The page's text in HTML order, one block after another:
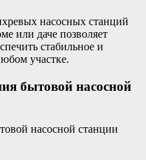
насосных станций
или даче позволяет
стабильное и
участке.
бытовой насосной
насосной станции